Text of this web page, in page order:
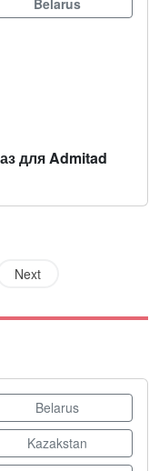
для Admitad
Next
Belarus
Kazakstan